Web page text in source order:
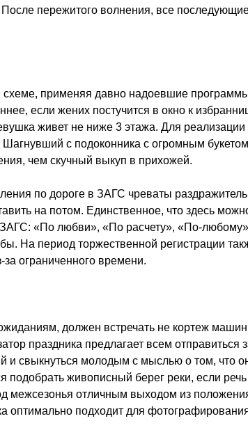
пережитого волнения, все
применяя давно надоевшие программы
если жених постучится в окно к
живет не ниже 3 этажа. Для реализации
с подоконника с огромным
чем скучный выкуп в прихожей.
по дороге в ЗАГС чреваты
на потом. Единственное, что здесь
«По любви», «По расчету», «По-
На период торжественной регистрации
ограниченного времени.
должен встречать не кортеж
праздника предлагает всем отправиться
и свыкнуться молодым с мыслью о том, что
подобрать живописный берег реки, если
межсезонья отличным выходом из
оптимально подходит для